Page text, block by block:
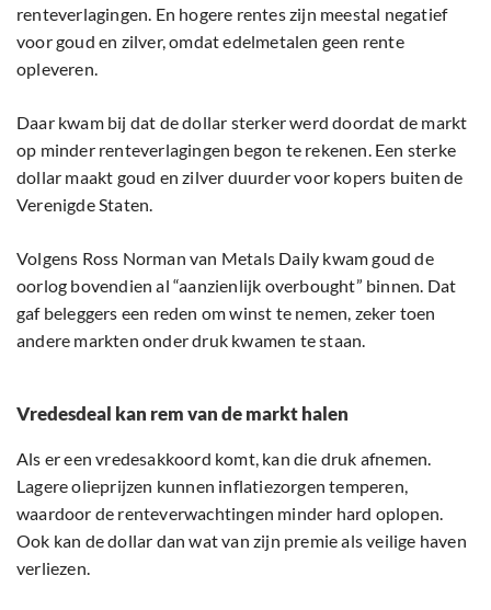
renteverlagingen. En hogere rentes zijn meestal negatief
voor goud en zilver, omdat edelmetalen geen rente
opleveren.
Daar kwam bij dat de dollar sterker werd doordat de markt
op minder renteverlagingen begon te rekenen. Een sterke
dollar maakt goud en zilver duurder voor kopers buiten de
Verenigde Staten.
Volgens Ross Norman van Metals Daily kwam goud de
oorlog bovendien al “aanzienlijk overbought” binnen. Dat
gaf beleggers een reden om winst te nemen, zeker toen
andere markten onder druk kwamen te staan.
Vredesdeal kan rem van de markt halen
Als er een vredesakkoord komt, kan die druk afnemen.
Lagere olieprijzen kunnen inflatiezorgen temperen,
waardoor de renteverwachtingen minder hard oplopen.
Ook kan de dollar dan wat van zijn premie als veilige haven
verliezen.